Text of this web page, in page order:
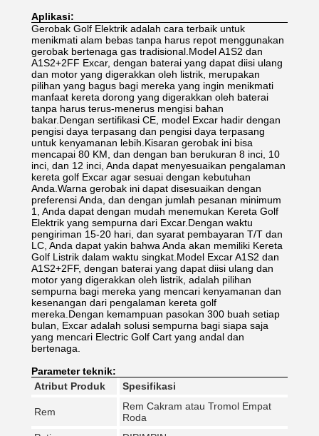
Aplikasi:
Gerobak Golf Elektrik adalah cara terbaik untuk
menikmati alam bebas tanpa harus repot menggunakan
gerobak bertenaga gas tradisional.Model A1S2 dan
A1S2+2FF Excar, dengan baterai yang dapat diisi ulang
dan motor yang digerakkan oleh listrik, merupakan
pilihan yang bagus bagi mereka yang ingin menikmati
manfaat kereta dorong yang digerakkan oleh baterai
tanpa harus terus-menerus mengisi bahan
bakar.Dengan sertifikasi CE, model Excar hadir dengan
pengisi daya terpasang dan pengisi daya terpasang
untuk kenyamanan lebih.Kisaran gerobak ini bisa
mencapai 80 KM, dan dengan ban berukuran 8 inci, 10
inci, dan 12 inci, Anda dapat menyesuaikan pengalaman
kereta golf Excar agar sesuai dengan kebutuhan
Anda.Warna gerobak ini dapat disesuaikan dengan
preferensi Anda, dan dengan jumlah pesanan minimum
1, Anda dapat dengan mudah menemukan Kereta Golf
Elektrik yang sempurna dari Excar.Dengan waktu
pengiriman 15-20 hari, dan syarat pembayaran T/T dan
LC, Anda dapat yakin bahwa Anda akan memiliki Kereta
Golf Listrik dalam waktu singkat.Model Excar A1S2 dan
A1S2+2FF, dengan baterai yang dapat diisi ulang dan
motor yang digerakkan oleh listrik, adalah pilihan
sempurna bagi mereka yang mencari kenyamanan dan
kesenangan dari pengalaman kereta golf
mereka.Dengan kemampuan pasokan 300 buah setiap
bulan, Excar adalah solusi sempurna bagi siapa saja
yang mencari Electric Golf Cart yang andal dan
bertenaga.
Parameter teknik:
Atribut Produk
Spesifikasi
Rem
Rem Cakram atau Tromol Empat
Roda